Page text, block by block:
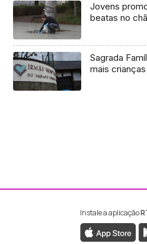
Jovens
beatas no
Sagrada
mais
da RTP
da RTP
Instale a aplicação